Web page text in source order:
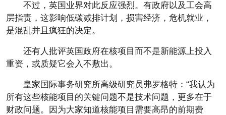
不过，英国业界对此反应强烈。有政府以及工会高
层指责，这影响低碳减排计划，损害经济，危机就业，
是混乱并且疯狂的决定。
还有人批评英国政府在核项目而不是新能源上投入
重资，或质疑它会入不敷出。
皇家国际事务研究所高级研究员弗罗格特：“我认为
所有这些核能项目的关键问题不是技术问题，更多在于
财政问题。因为大家知道核能项目需要高昂的前期费